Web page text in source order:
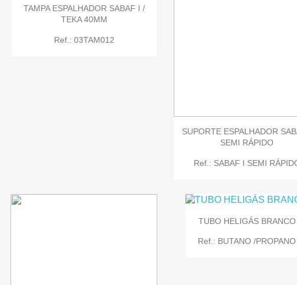
TAMPA ESPALHADOR SABAF I /
TEKA 40MM
Ref.: 03TAM012
SUPORTE ESPALHADOR
SEMI RÁPIDO
Ref.: SABAF I SEMI
 Quick view
TUBO HELIGÁS BRANCO
Ref.: BUTANO /PROPANO